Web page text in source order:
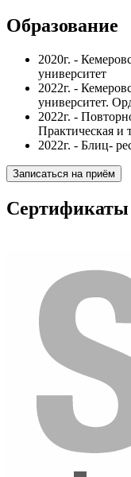
Образование
2020г. -
университет
2022г. -
университет.
2022г. -
Практическая и
2022г. - Блиц-
Записаться на приём
Сертификаты